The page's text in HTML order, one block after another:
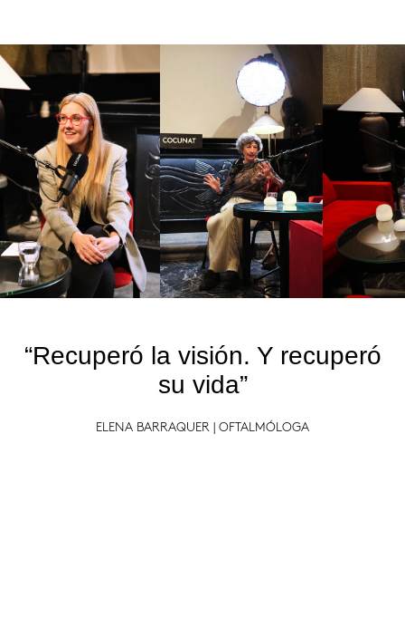
“Recuperó la visión. Y recuperó
su vida”
ELENA BARRAQUER | OFTALMÓLOGA